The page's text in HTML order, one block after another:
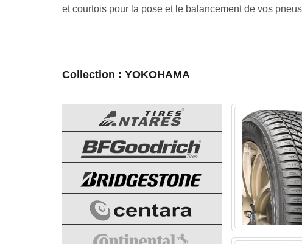
et courtois pour la pose et le balancement de vos
Collection : YOKOHAMA